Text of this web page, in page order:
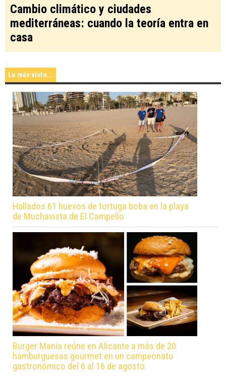
Cambio climático y ciudades
mediterráneas: cuando la teoría entra en
casa
Lo más visto...
Hallados 61 huevos de tortuga boba en la playa
de Muchavista de El Campello
Burger Manía reúne en Alicante a más de 20
hamburguesas gourmet en un campeonato
gastronómico del 6 al 16 de agosto